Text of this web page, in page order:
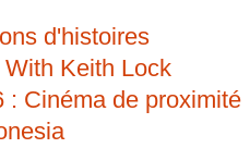
d'histoires
Keith Lock
: Cinéma de proximité